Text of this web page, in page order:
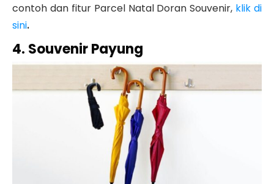
contoh dan fitur Parcel Natal Doran Souvenir, klik di
sini.
4. Souvenir Payung